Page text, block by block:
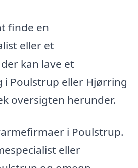
finde en
eller et
kan lave et
Poulstrup eller Hjørring
oversigten herunder.
i Poulstrup.
eller